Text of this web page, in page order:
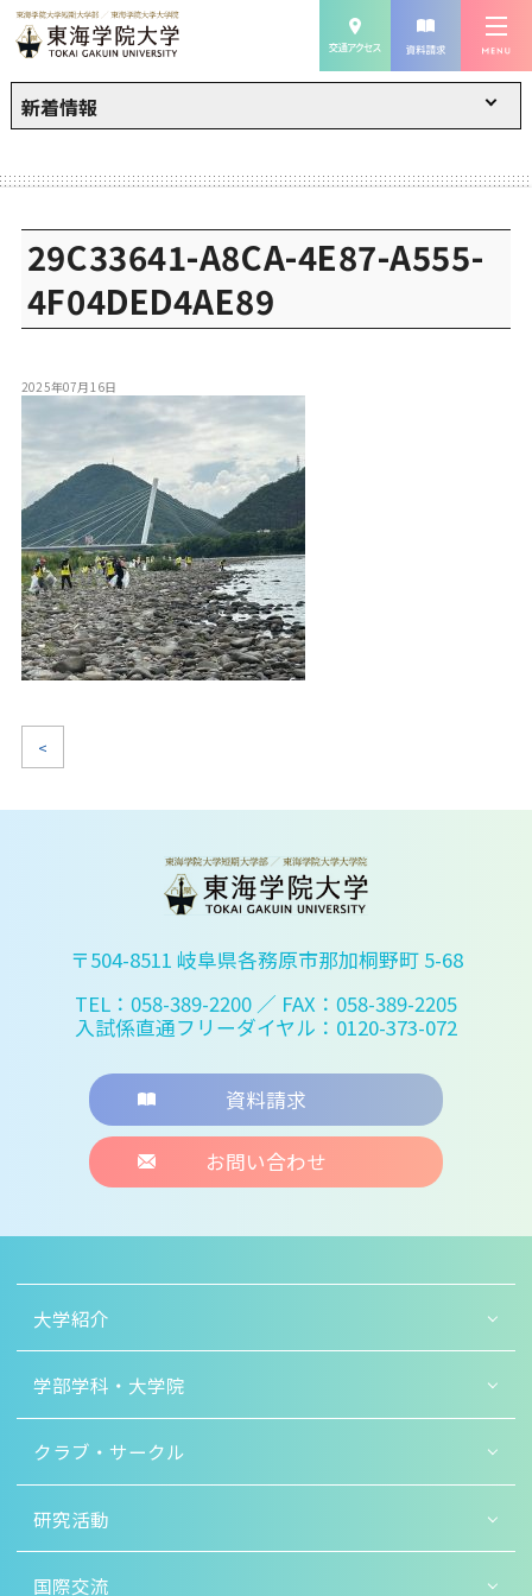
新着情報
29C33641-A8CA-4E87-A555-
4F04DED4AE89
2025年07月16日
<
〒504-8511 岐阜県各務原市那加桐野町 5-68
TEL：058-389-2200 ／ FAX：058-389-2205
入試係直通フリーダイヤル：0120-373-072
資料請求
お問い合わせ
大学紹介
学部学科・大学院
クラブ・サークル
研究活動
国際交流